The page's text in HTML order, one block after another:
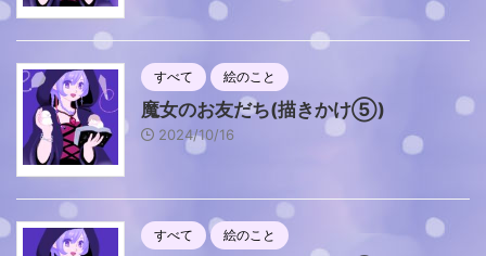
すべて 絵のこと
魔女のお友だち(描きかけ⑤)
2024/10/16
すべて 絵のこと